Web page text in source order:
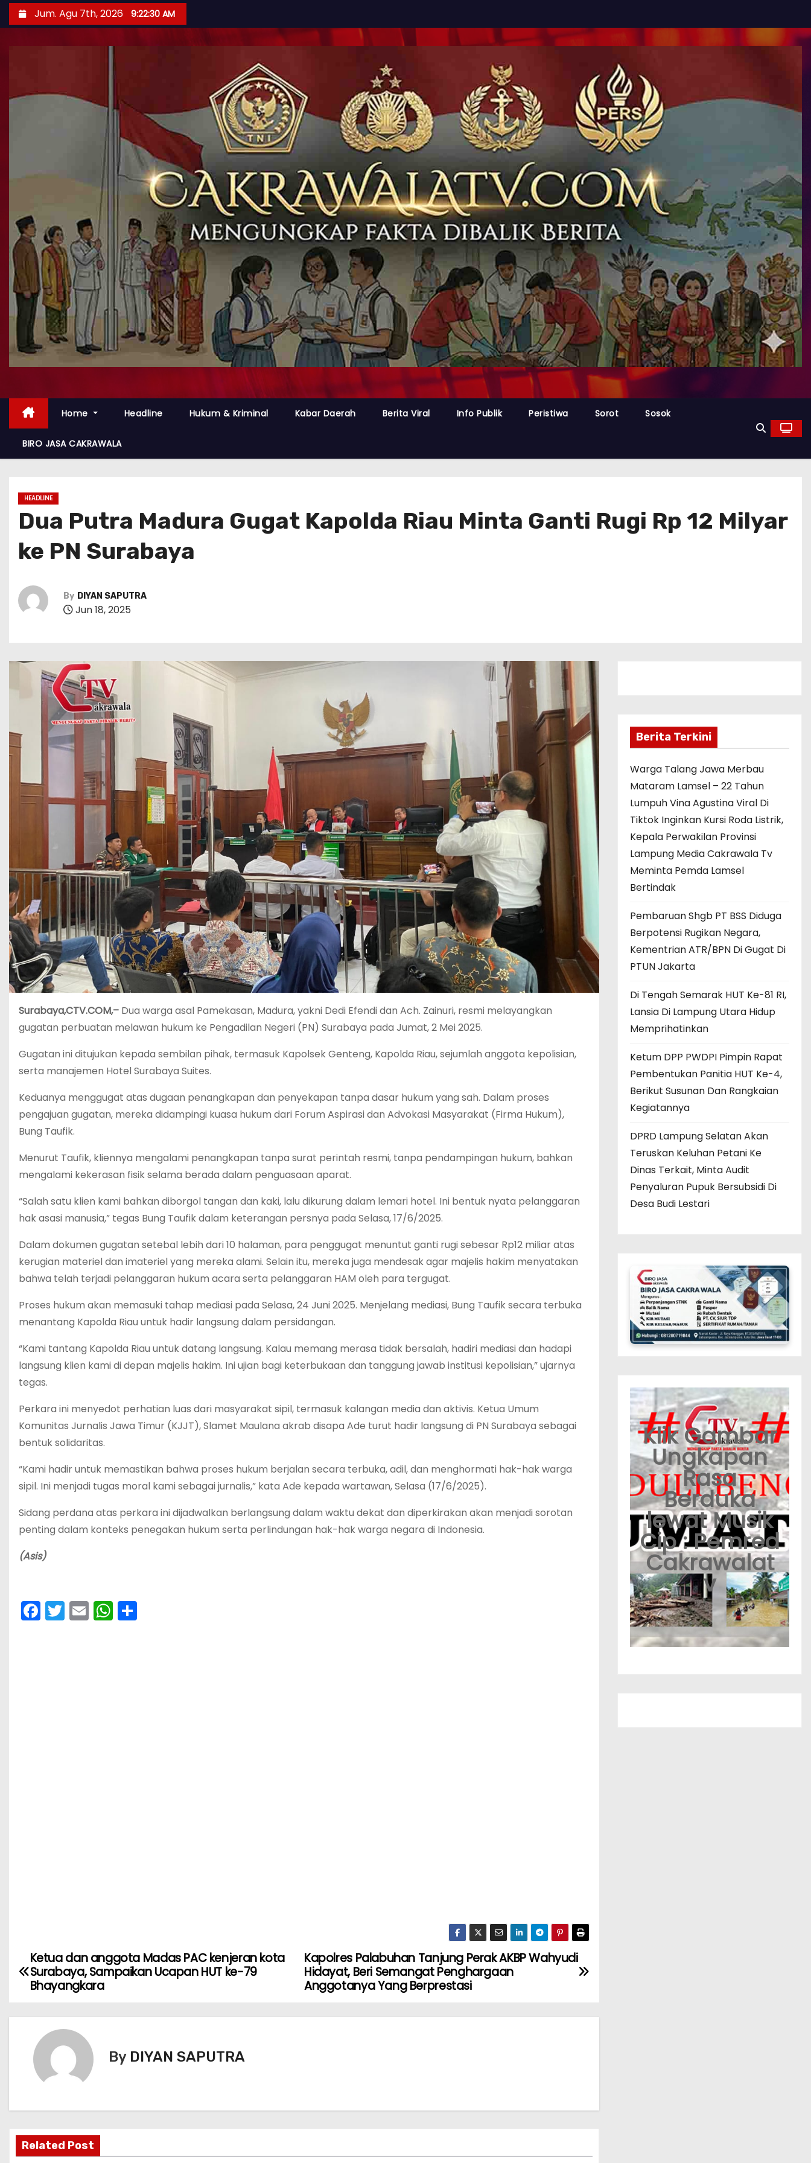
Jum. Agu 7th, 2026 9:22:31 AM
Home Headline Hukum & Kriminal Kabar Daerah Berita Viral Info Publik Peristiwa Sorot Sosok
BIRO JASA CAKRAWALA
HEADLINE
Dua Putra Madura Gugat Kapolda Riau Minta Ganti Rugi Rp 12 Milyar
ke PN Surabaya
By DIYAN SAPUTRA
Jun 18, 2025
Surabaya,CTV.COM,– Dua warga asal Pamekasan, Madura, yakni Dedi Efendi dan Ach. Zainuri, resmi melayangkan
gugatan perbuatan melawan hukum ke Pengadilan Negeri (PN) Surabaya pada Jumat, 2 Mei 2025.
Gugatan ini ditujukan kepada sembilan pihak, termasuk Kapolsek Genteng, Kapolda Riau, sejumlah anggota kepolisian,
serta manajemen Hotel Surabaya Suites.
Keduanya menggugat atas dugaan penangkapan dan penyekapan tanpa dasar hukum yang sah. Dalam proses
pengajuan gugatan, mereka didampingi kuasa hukum dari Forum Aspirasi dan Advokasi Masyarakat (Firma Hukum),
Bung Taufik.
Menurut Taufik, kliennya mengalami penangkapan tanpa surat perintah resmi, tanpa pendampingan hukum, bahkan
mengalami kekerasan fisik selama berada dalam penguasaan aparat.
“Salah satu klien kami bahkan diborgol tangan dan kaki, lalu dikurung dalam lemari hotel. Ini bentuk nyata pelanggaran
hak asasi manusia,” tegas Bung Taufik dalam keterangan persnya pada Selasa, 17/6/2025.
Dalam dokumen gugatan setebal lebih dari 10 halaman, para penggugat menuntut ganti rugi sebesar Rp12 miliar atas
kerugian materiel dan imateriel yang mereka alami. Selain itu, mereka juga mendesak agar majelis hakim menyatakan
bahwa telah terjadi pelanggaran hukum acara serta pelanggaran HAM oleh para tergugat.
Proses hukum akan memasuki tahap mediasi pada Selasa, 24 Juni 2025. Menjelang mediasi, Bung Taufik secara terbuka
menantang Kapolda Riau untuk hadir langsung dalam persidangan.
“Kami tantang Kapolda Riau untuk datang langsung. Kalau memang merasa tidak bersalah, hadiri mediasi dan hadapi
langsung klien kami di depan majelis hakim. Ini ujian bagi keterbukaan dan tanggung jawab institusi kepolisian,” ujarnya
tegas.
Perkara ini menyedot perhatian luas dari masyarakat sipil, termasuk kalangan media dan aktivis. Ketua Umum
Komunitas Jurnalis Jawa Timur (KJJT), Slamet Maulana akrab disapa Ade turut hadir langsung di PN Surabaya sebagai
bentuk solidaritas.
“Kami hadir untuk memastikan bahwa proses hukum berjalan secara terbuka, adil, dan menghormati hak-hak warga
sipil. Ini menjadi tugas moral kami sebagai jurnalis,” kata Ade kepada wartawan, Selasa (17/6/2025).
Sidang perdana atas perkara ini dijadwalkan berlangsung dalam waktu dekat dan diperkirakan akan menjadi sorotan
penting dalam konteks penegakan hukum serta perlindungan hak-hak warga negara di Indonesia.
(Asis)
F
a
T
w
E
m
W
h
Kapolres Palabuhan Tanjung Perak AKBP Wahyudi
Hidayat, Beri Semangat Penghargaan
Anggotanya Yang Berprestasi
Ketua dan anggota Madas PAC kenjeran kota
Surabaya, Sampaikan Ucapan HUT ke-79
Bhayangkara
By DIYAN SAPUTRA
Related Post
Berita Terkini
Warga Talang Jawa Merbau
Mataram Lamsel – 22 Tahun
Lumpuh Vina Agustina Viral Di
Tiktok Inginkan Kursi Roda Listrik,
Kepala Perwakilan Provinsi
Lampung Media Cakrawala Tv
Meminta Pemda Lamsel
Bertindak
Pembaruan Shgb PT BSS Diduga
Berpotensi Rugikan Negara,
Kementrian ATR/BPN Di Gugat Di
PTUN Jakarta
Di Tengah Semarak HUT Ke-81 RI,
Lansia Di Lampung Utara Hidup
Memprihatinkan
Ketum DPP PWDPI Pimpin Rapat
Pembentukan Panitia HUT Ke-4,
Berikut Susunan Dan Rangkaian
Kegiatannya
DPRD Lampung Selatan Akan
Teruskan Keluhan Petani Ke
Dinas Terkait, Minta Audit
Penyaluran Pupuk Bersubsidi Di
Desa Budi Lestari
Klik Gambar
Ungkapan
Rasa
Berduka
lewat Musik
Cip : Pemred
Cakrawalat
v